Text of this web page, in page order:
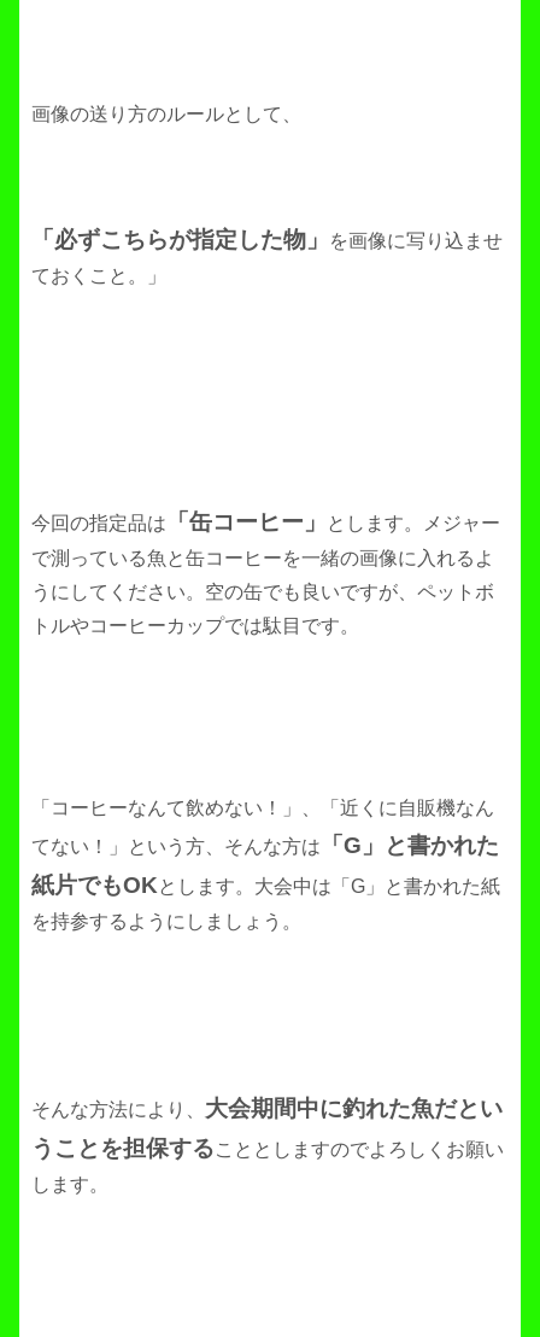
画像の送り方のルールとして、
「必ずこちらが指定した物」
を画像に写り込ませ
ておくこと。」
今回の指定品は 「缶コーヒー」
とします。メジャー
で測っている魚と缶コーヒーを一緒の画像に入れるよ
うにしてください。空の缶でも良いですが、ペットボ
トルやコーヒーカップでは駄目です。
「コーヒーなんて飲めない！」、「近くに自販機なん
てない！」という方、そんな方は
「G」と書かれた
紙片でもOKとします。大会中は「G」と書かれた紙
を持参するようにしましょう。
そんな方法により、 大会期間中に釣れた魚だとい
うことを担保することとしますのでよろしくお願い
します。